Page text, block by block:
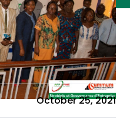
October 25, 2021